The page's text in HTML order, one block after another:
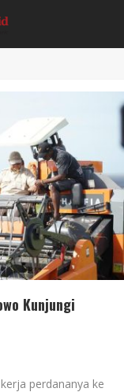
Kunjungi
perdananya ke